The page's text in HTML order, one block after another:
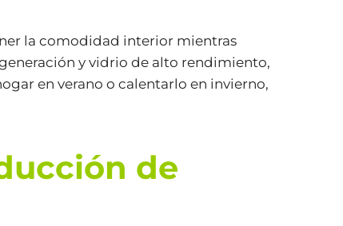
la comodidad interior mientras
y vidrio de alto rendimiento,
en verano o calentarlo en invierno,
de